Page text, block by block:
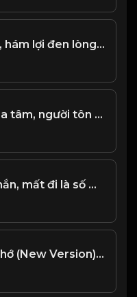
Trí nhỏ mưu lớn, hám lợi đen lòng! & Đạo
Miệng là cửa của tâm, người tôn quý ăn nói từ giá! Đại
Có thể là may mắn, mất đi là số mệnh Đạo
Tận Cùng Nỗi Nhớ (New Version) - Will, Han Sara